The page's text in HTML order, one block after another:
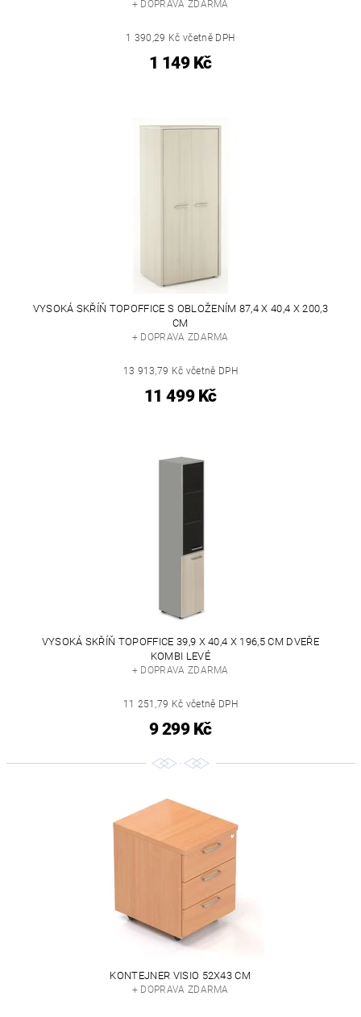
+ DOPRAVA ZDARMA
1 390,29 Kč včetně DPH
1 149 Kč
VYSOKÁ SKŘÍŇ TOPOFFICE S OBLOŽENÍM 87,4 X 40,4 X 200,3
CM
+ DOPRAVA ZDARMA
13 913,79 Kč včetně DPH
11 499 Kč
VYSOKÁ SKŘÍŇ TOPOFFICE 39,9 X 40,4 X 196,5 CM DVEŘE
KOMBI LEVÉ
+ DOPRAVA ZDARMA
11 251,79 Kč včetně DPH
9 299 Kč
KONTEJNER VISIO 52X43 CM
+ DOPRAVA ZDARMA